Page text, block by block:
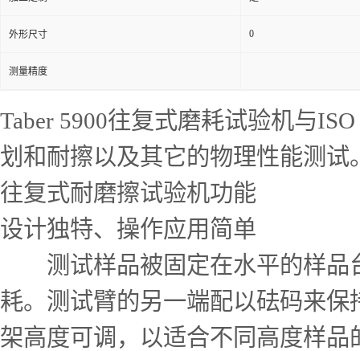
外形尺寸 0
测量精度
Taber 5900往复式磨耗试验机与
划和耐擦以及其它的物理性能测试
往复式耐磨擦试验机功能
设计独特、操作应用简单
测试样品被固定在水平的样品
耗。测试臂的另一端配以砝码来
架高度可调，以适合不同高度样